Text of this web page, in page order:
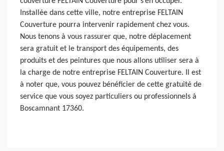
Installée dans cette ville, notre entreprise FELTAIN
Couverture pourra intervenir rapidement chez vous.
Nous tenons à vous rassurer que, notre déplacement
sera gratuit et le transport des équipements, des
produits et des peintures que nous allons utiliser sera à
la charge de notre entreprise FELTAIN Couverture. Il est
à noter que, vous pouvez bénéficier de cette gratuité de
service que vous soyez particuliers ou professionnels à
Boscamnant 17360.